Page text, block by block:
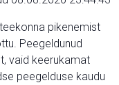
pikenemist
Peegeldunud
vaid keerukamat
peegelduse kaudu